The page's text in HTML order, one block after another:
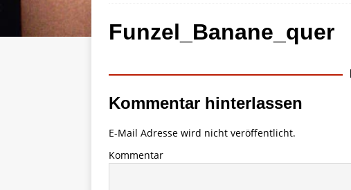
Funzel_Banane_quer
Kommentar hinterlassen
E-Mail Adresse wird nicht veröffentlicht.
Kommentar